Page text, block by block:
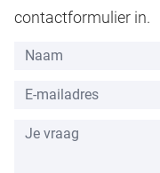
contactformulier in.